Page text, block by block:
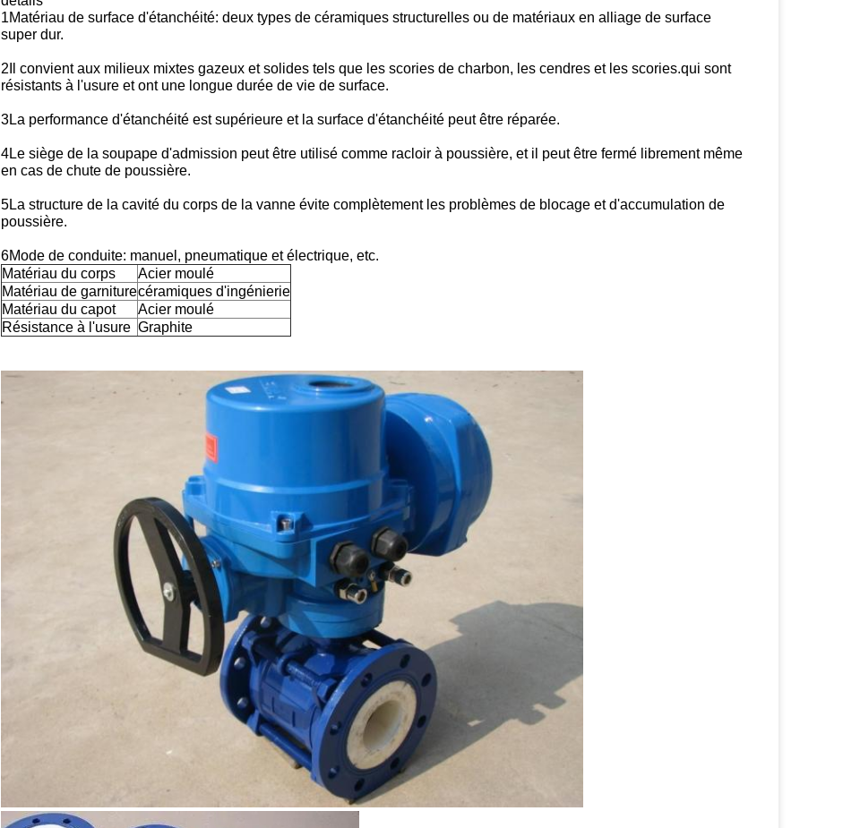
1Matériau de surface d'étanchéité: deux types de céramiques structurelles ou de matériaux en alliage de surface
super dur.
2Il convient aux milieux mixtes gazeux et solides tels que les scories de charbon, les cendres et les scories.qui sont
résistants à l'usure et ont une longue durée de vie de surface.
3La performance d'étanchéité est supérieure et la surface d'étanchéité peut être réparée.
4Le siège de la soupape d'admission peut être utilisé comme racloir à poussière, et il peut être fermé librement même
en cas de chute de poussière.
5La structure de la cavité du corps de la vanne évite complètement les problèmes de blocage et d'accumulation de
poussière.
6Mode de conduite: manuel, pneumatique et électrique, etc.
Matériau du corps
Acier moulé
Matériau de garniturecéramiques d'ingénierie
Matériau du capot
Acier moulé
Résistance à l'usure Graphite